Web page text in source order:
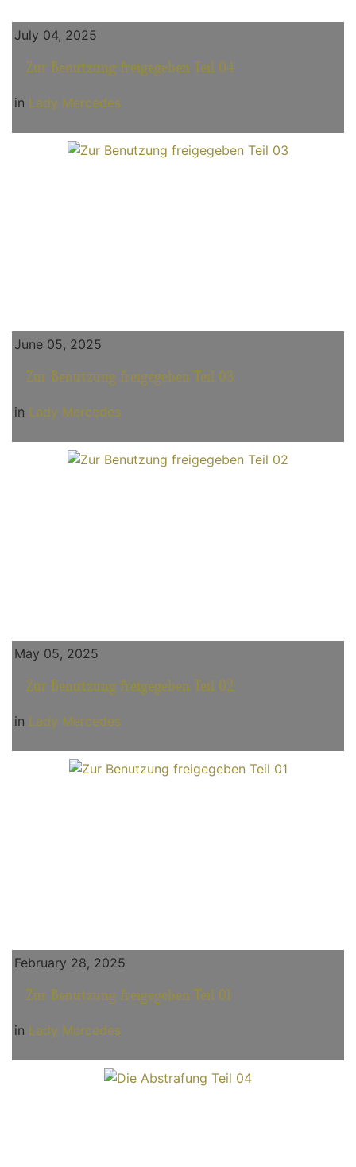
July 04, 2025
Zur Benutzung freigegeben Teil 04
in Lady Mercedes
June 05, 2025
Zur Benutzung freigegeben Teil 03
in Lady Mercedes
May 05, 2025
Zur Benutzung freigegeben Teil 02
in Lady Mercedes
February 28, 2025
Zur Benutzung freigegeben Teil 01
in Lady Mercedes